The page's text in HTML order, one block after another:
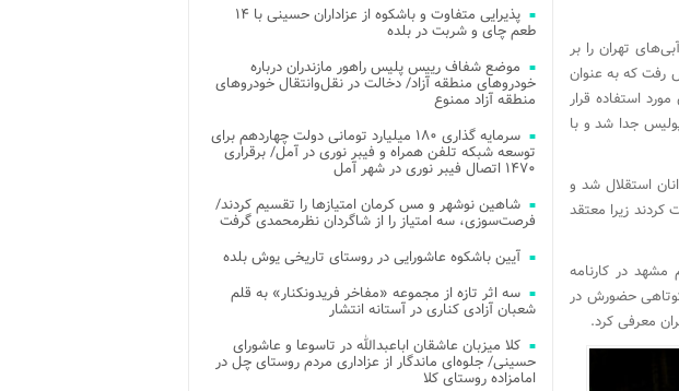
تهران را بر
و در سال ۷۳ درحالی به پرسپولیس رفت که به عنوان
استفاده قرار
سال از پرسپولیس جدا شد و با
استقلال شد و
زیرا معتقد
مشهد در کارنامه
حضورش در
معرفی کرد.
پذیرایی متفاوت و باشکوه از عزاداران حسینی با ۱۴
طعم چای و شربت در بلده
موضع شفاف رییس پلیس راهور مازندران درباره
خودروهای منطقه آزاد/ دخالت در نقل‌وانتقال خودروهای
منطقه آزاد ممنوع
سرمایه گذاری ۱۸۰ میلیارد تومانی دولت چهاردهم برای
توسعه شبکه تلفن همراه و فیبر نوری در آمل/ برقراری
۱۴۷۰ اتصال فیبر نوری در شهر آمل
شاهین نوشهر و مس کرمان امتیازها را تقسیم کردند/
فرصت‌سوزی، سه امتیاز را از شاگردان نظرمحمدی گرفت
آیین باشکوه عاشورایی در روستای تاریخی یوش بلده
سه اثر تازه از مجموعه «مفاخر فریدونکنار» به قلم
شعبان آزادی کناری در آستانه انتشار
کلا میزبان عاشقان اباعبدالله در تاسوعا و عاشورای
حسینی/ جلوه‌ای ماندگار از عزاداری مردم روستای چل در
امامزاده روستای کلا